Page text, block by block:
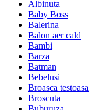
Albinuta
Baby Boss
Balerina
Balon aer cald
Bambi
Barza
Batman
Bebelusi
Broasca testoasa
Broscuta